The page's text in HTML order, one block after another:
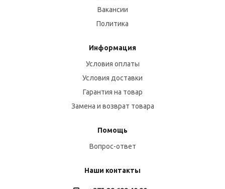
Вакансии
Политика
Информация
Условия оплаты
Условия доставки
Гарантия на товар
Замена и возврат товара
Помощь
Вопрос-ответ
Наши контакты